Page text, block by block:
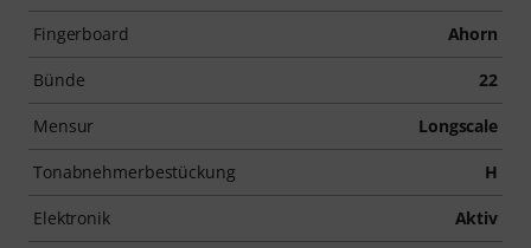
Fingerboard Ahorn
Bünde 22
Mensur Longscale
Tonabnehmerbestückung H
Elektronik Aktiv